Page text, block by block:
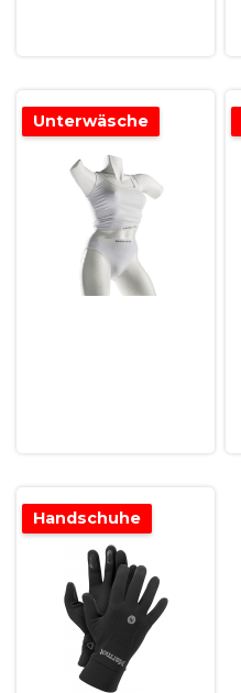
Unterwäsche
Handschuhe